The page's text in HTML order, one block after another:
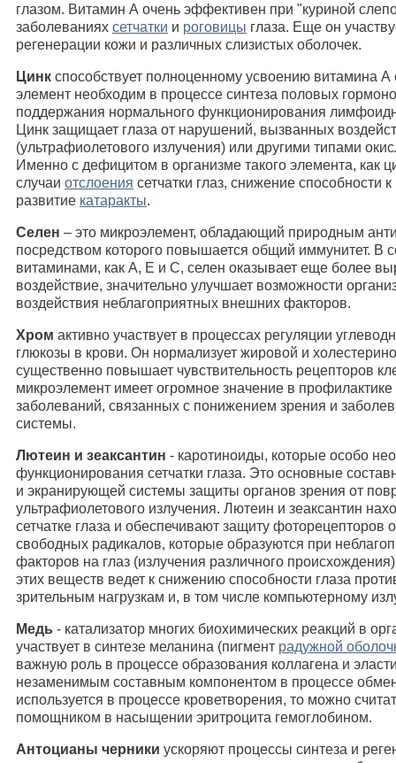
глазом. Витамин А очень эффективен при "куриной
заболеваниях сетчатки и роговицы глаза. Еще он
регенерации кожи и различных слизистых оболочек.
Цинк способствует полноценному усвоению витамина А
элемент необходим в процессе синтеза половых
поддержания нормального функционирования
Цинк защищает глаза от нарушений, вызванных
(ультрафиолетового излучения) или другими типами
Именно с дефицитом в организме такого элемента, как
случаи отслоения сетчатки глаз, снижение способности
развитие катаракты.
Селен – это микроэлемент, обладающий природным
посредством которого повышается общий иммунитет. В
витаминами, как А, Е и С, селен оказывает еще более
воздействие, значительно улучшает возможности
воздействия неблагоприятных внешних факторов.
Хром активно участвует в процессах регуляции
глюкозы в крови. Он нормализует жировой и
существенно повышает чувствительность рецепторов
микроэлемент имеет огромное значение в профилактике
заболеваний, связанных с понижением зрения и
системы.
Лютеин и зеаксантин - каротиноиды, которые особо
функционирования сетчатки глаза. Это основные
и экранирующей системы защиты органов зрения от
ультрафиолетового излучения. Лютеин и зеаксантин
сетчатке глаза и обеспечивают защиту фоторецепторов
свободных радикалов, которые образуются при
факторов на глаз (излучения различного
этих веществ ведет к снижению способности глаза
зрительным нагрузкам и, в том числе компьютерному
Медь - катализатор многих биохимических реакций в
участвует в синтезе меланина (пигмент радужной
важную роль в процессе образования коллагена и
незаменимым составным компонентом в процессе
используется в процессе кроветворения, то можно
помощником в насыщении эритроцита гемоглобином.
Антоцианы черники ускоряют процессы синтеза и